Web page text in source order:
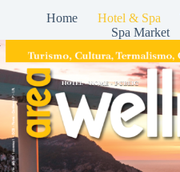
Home Hotel & Spa
Spa Market